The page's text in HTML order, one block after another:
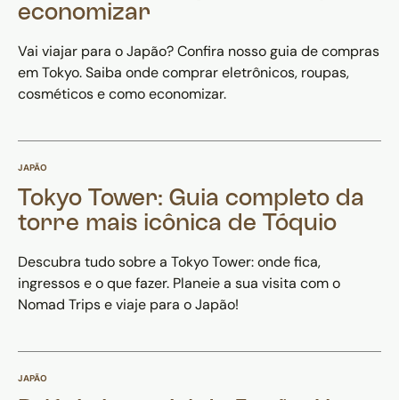
economizar
Vai viajar para o Japão? Confira nosso guia de compras
em Tokyo. Saiba onde comprar eletrônicos, roupas,
cosméticos e como economizar.
JAPÃO
Tokyo Tower: Guia completo da
torre mais icônica de Tóquio
Descubra tudo sobre a Tokyo Tower: onde fica,
ingressos e o que fazer. Planeie a sua visita com o
Nomad Trips e viaje para o Japão!
JAPÃO